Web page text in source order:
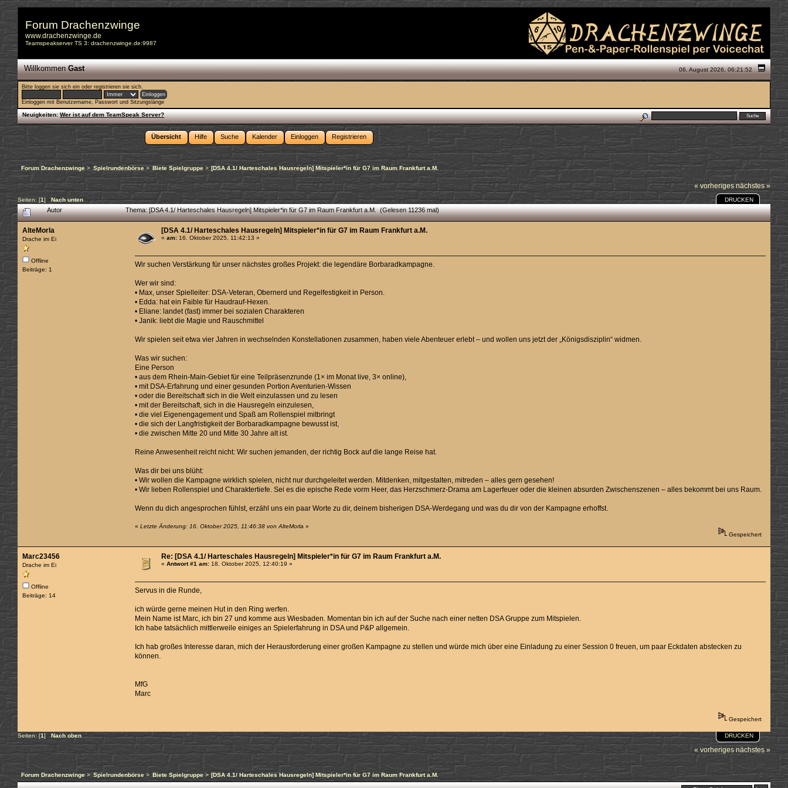
Forum Drachenzwinge
www.drachenzwinge.de
Teamspeakserver TS 3: drachenzwinge.de:9987
06. August 2026, 06:21:52
WillkommenGast
Bitte loggen sie sich ein oderregistrieren sie sich.
Einloggen mit Benutzername, Passwort und Sitzungslänge
Neuigkeiten: Wer ist auf dem TeamSpeak Server?
Übersicht Hilfe Suche Kalender Einloggen Registrieren
Forum Drachenzwinge > Spielrundenbörse> Biete Spielgruppe> [DSA 4.1/ Harteschales Hausregeln] Mitspieler*in für G7 im Raum Frankfurt a.M.
« vorheriges nächstes »
Seiten: [1] Nach unten DRUCKEN
Autor Thema: [DSA 4.1/ Harteschales Hausregeln] Mitspieler*in für G7 im Raum Frankfurt a.M. (Gelesen 11236 mal)
AlteMorla
Drache im Ei
Offline
Beiträge: 1
[DSA 4.1/ Harteschales Hausregeln] Mitspieler*in für G7 im Raum Frankfurt a.M.
«am: 16. Oktober 2025, 11:42:13 »
Wir suchen Verstärkung für unser nächstes großes Projekt: die legendäre Borbaradkampagne.
Wer wir sind:
• Max, unser Spielleiter: DSA-Veteran, Obernerd und Regelfestigkeit in Person.
• Edda: hat ein Faible für Haudrauf-Hexen.
• Eliane: landet (fast) immer bei sozialen Charakteren
• Janik: liebt die Magie und Rauschmittel
Wir spielen seit etwa vier Jahren in wechselnden Konstellationen zusammen, haben viele Abenteuer erlebt – und wollen uns jetzt der „Königsdisziplin“ widmen.
Was wir suchen:
Eine Person
• aus dem Rhein-Main-Gebiet für eine Teilpräsenzrunde (1× im Monat live, 3× online),
• mit DSA-Erfahrung und einer gesunden Portion Aventurien-Wissen
• oder die Bereitschaft sich in die Welt einzulassen und zu lesen
• mit der Bereitschaft, sich in die Hausregeln einzulesen,
• die viel Eigenengagement und Spaß am Rollenspiel mitbringt
• die sich der Langfristigkeit der Borbaradkampagne bewusst ist,
• die zwischen Mitte 20 und Mitte 30 Jahre alt ist.
Reine Anwesenheit reicht nicht: Wir suchen jemanden, der richtig Bock auf die lange Reise hat.
Was dir bei uns blüht:
• Wir wollen die Kampagne wirklich spielen, nicht nur durchgeleitet werden. Mitdenken, mitgestalten, mitreden – alles gern gesehen!
• Wir lieben Rollenspiel und Charaktertiefe. Sei es die epische Rede vorm Heer, das Herzschmerz-Drama am Lagerfeuer oder die kleinen absurden Zwischenszenen – alles bekommt bei uns Raum.
Wenn du dich angesprochen fühlst, erzähl uns ein paar Worte zu dir, deinem bisherigen DSA-Werdegang und was du dir von der Kampagne erhoffst.
«Letzte Änderung: 16. Oktober 2025, 11:46:38 von AlteMorla »
Gespeichert
Marc23456
Drache im Ei
Offline
Beiträge: 14
Re: [DSA 4.1/ Harteschales Hausregeln] Mitspieler*in für G7 im Raum Frankfurt a.M.
«Antwort #1 am: 18. Oktober 2025, 12:40:19 »
Servus in die Runde,
ich würde gerne meinen Hut in den Ring werfen.
Mein Name ist Marc, ich bin 27 und komme aus Wiesbaden. Momentan bin ich auf der Suche nach einer netten DSA Gruppe zum Mitspielen.
Ich habe tatsächlich mittlerweile einiges an Spielerfahrung in DSA und P&P allgemein.
Ich hab großes Interesse daran, mich der Herausforderung einer großen Kampagne zu stellen und würde mich über eine Einladung zu einer Session 0 freuen, um paar Eckdaten abstecken zu
können.
MfG
Marc
Gespeichert
DRUCKEN
Seiten: [1]Nach oben
« vorheriges nächstes »
Forum Drachenzwinge > Spielrundenbörse> Biete Spielgruppe> [DSA 4.1/ Harteschales Hausregeln] Mitspieler*in für G7 im Raum Frankfurt a.M.